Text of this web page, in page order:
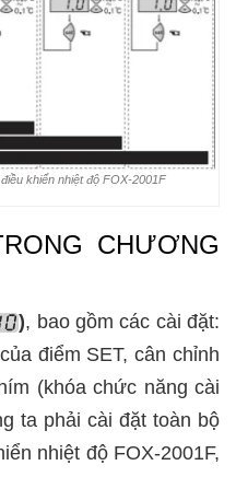
khiển nhiệt độ FOX-2001F
CHƯƠNG
), bao gồm các cài đặt:
điểm SET, cân chỉnh
(khóa chức năng cài
ta phải cài đặt toàn bộ
nhiệt độ FOX-2001F,